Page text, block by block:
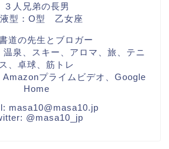
３人兄弟の長男
液型：O型 乙女座
道の先生とブロガー
泉、スキー、アロマ、旅、テニ
ス、卓球、筋トレ
Amazonプライムビデオ、Google
Home
masa10@masa10.jp
@masa10_jp